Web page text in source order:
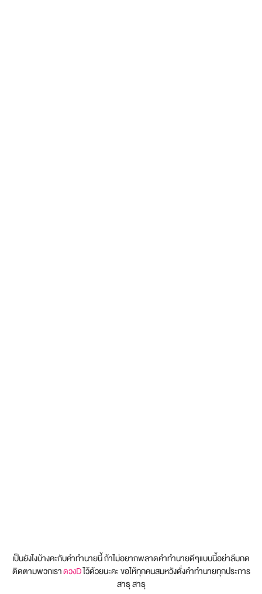
เป็นยังไงบ้างคะกับคำทำนายนี้ ถ้าไม่อยากพลาดคำทำนายดีๆแบบนี้อย่าลืมกด
ติดตามพวกเราดวงDไว้ด้วยนะคะ ขอให้ทุกคนสมหวังดั่งคำทำนายทุกประการ
สาธุ สาธุ